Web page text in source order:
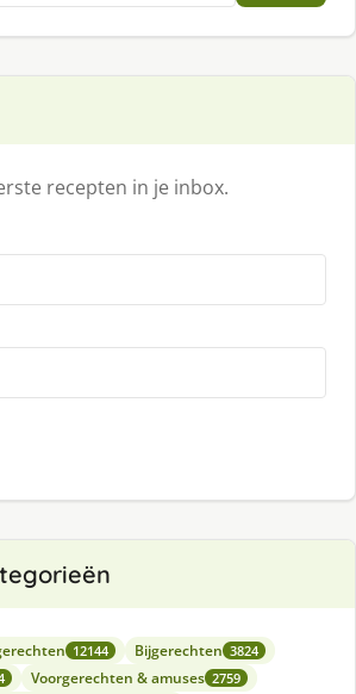
recepten in je inbox.
12144 Bijgerechten 3824
Voorgerechten & amuses 2759